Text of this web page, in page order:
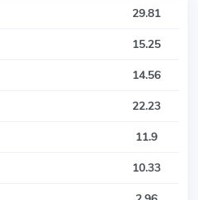
29.81
15.25
14.56
22.23
11.9
10.33